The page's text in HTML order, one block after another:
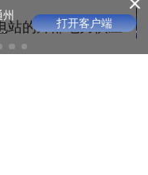
站的外部电力供应
打开客户端